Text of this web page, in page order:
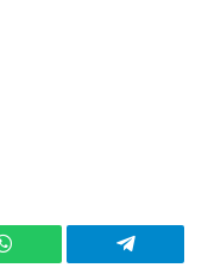
WhatsApp Telegram